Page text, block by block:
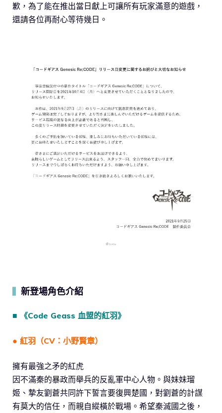
歉，為了能在推出當日獻上可讓所有玩家滿意的遊戲，
還請各位再耐心等待幾日。
新登場角色介紹
■ 《Code Geass 血盟的紅羽》
● 紅羽（CV：小野賢章）
擁有最強之矛的紅虎
因不滿秦的暴政而舉兵的反亂軍中心人物。與妹妹瑠
姬、摯友劉蒼共同許下誓言要復興楚國，對劉蒼的計謀
有莫大的信任，而親自縱橫於戰場。希望秦滅國之後，